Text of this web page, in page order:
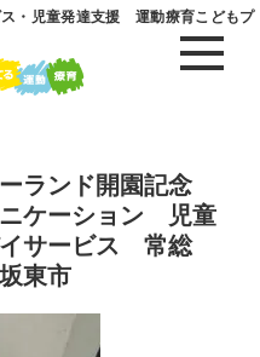
・児童発達支援 運動療育こどもプ
ランド開園記念
ケーション 児童
サービス 常総
東市